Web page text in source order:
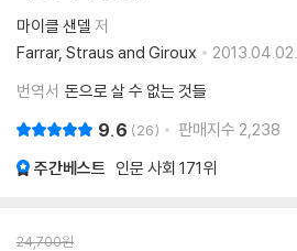
마이클 샌델 저
Farrar, Straus and Giroux
2013.04.02.
번역서 돈으로 살 수 없는 것들
9.6 26 판매지수 2,238
주간베스트 인문 사회 171위
24,700원